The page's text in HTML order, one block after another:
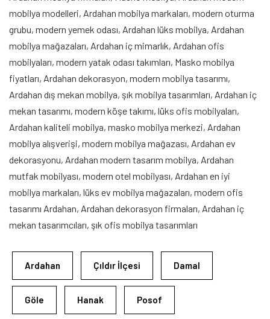
mobilya modelleri, Ardahan mobilya markaları, modern oturma
grubu, modern yemek odası, Ardahan lüks mobilya, Ardahan
mobilya mağazaları, Ardahan iç mimarlık, Ardahan ofis
mobilyaları, modern yatak odası takımları, Masko mobilya
fiyatları, Ardahan dekorasyon, modern mobilya tasarımı,
Ardahan dış mekan mobilya, şık mobilya tasarımları, Ardahan iç
mekan tasarımı, modern köşe takımı, lüks ofis mobilyaları,
Ardahan kaliteli mobilya, masko mobilya merkezi, Ardahan
mobilya alışverişi, modern mobilya mağazası, Ardahan ev
dekorasyonu, Ardahan modern tasarım mobilya, Ardahan
mutfak mobilyası, modern otel mobilyası, Ardahan en iyi
mobilya markaları, lüks ev mobilya mağazaları, modern ofis
tasarımı Ardahan, Ardahan dekorasyon firmaları, Ardahan iç
mekan tasarımcıları, şık ofis mobilya tasarımları
Ardahan Çıldır İlçesi Damal
Göle Hanak Posof